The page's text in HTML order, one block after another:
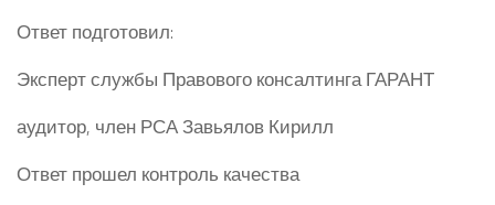
Ответ подготовил:
Эксперт службы Правового консалтинга ГАРАНТ
аудитор, член РСА Завьялов Кирилл
Ответ прошел контроль качества